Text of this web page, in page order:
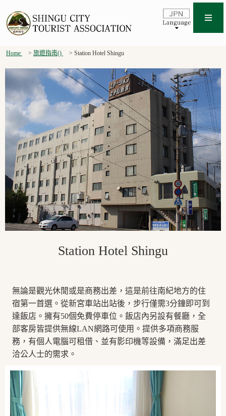
Home 旅遊指南() Station Hotel Shingu
Station Hotel Shingu
無論是觀光休閒或是商務出差，這是前往南紀地方的住
宿第一首選。從新宮車站出站後，步行僅需3分鐘即可到
達飯店。擁有50個免費停車位。飯店內另設有餐廳，全
部客房皆提供無線LAN網路可使用。提供多項商務服
務，有個人電腦可租借、並有影印機等設備，滿足出差
洽公人士的需求。